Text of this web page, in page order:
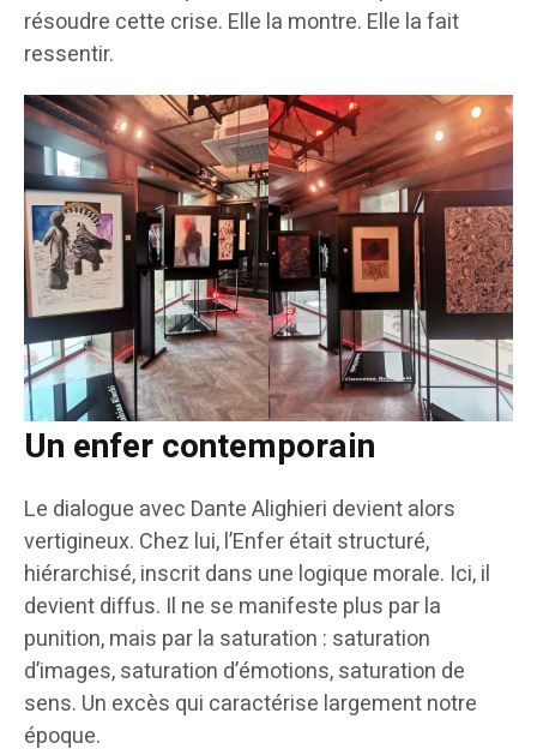
résoudre cette crise. Elle la montre. Elle la fait
ressentir.
Un enfer contemporain
Le dialogue avec Dante Alighieri devient alors
vertigineux. Chez lui, l’Enfer était structuré,
hiérarchisé, inscrit dans une logique morale. Ici, il
devient diffus. Il ne se manifeste plus par la
punition, mais par la saturation : saturation
d’images, saturation d’émotions, saturation de
sens. Un excès qui caractérise largement notre
époque.